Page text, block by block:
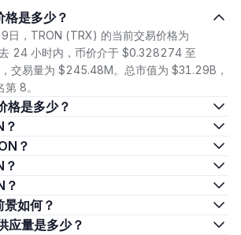
格是多少？
日，TRON (TRX) 的当前交易价格为
24 小时内，币价介于 $0.328274 至
交易量为 $245.48M。总市值为 $31.29B，
8。
格是多少？
？
？
？
？
景如何？
应量是多少？